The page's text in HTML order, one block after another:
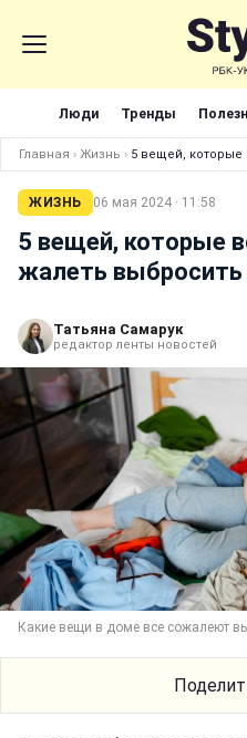
Люди Тренды
Главная › Жизнь › 5 вещей, которые
ЖИЗНЬ 06 мая 2024 · 11:58
5 вещей, которые
жалеть выбросить
Татьяна Самарук
редактор ленты новостей
Какие вещи в доме все сожалеют